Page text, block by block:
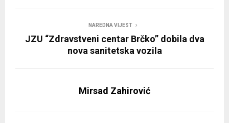
NAREDNA VIJEST
JZU “Zdravstveni centar Brčko” dobila dva
nova sanitetska vozila
Mirsad Zahirović